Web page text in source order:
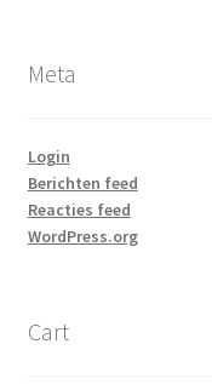
Meta
Login
Berichten feed
Reacties feed
WordPress.org
Cart